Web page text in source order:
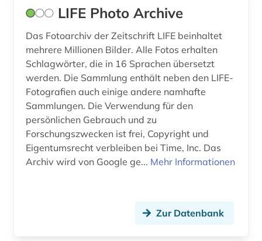
portal (1)
porträtfotografie (1)
poster (1)
programmierung (2)
präsentation (1)
quelle (2)
raumfahrt (1)
LIFE Photo Archive
Das Fotoarchiv der Zeitschrift LIFE beinhaltet
mehrere Millionen Bilder. Alle Fotos erhalten
Schlagwörter, die in 16 Sprachen übersetzt
werden. Die Sammlung enthält neben den LIFE-
Fotografien auch einige andere namhafte
Sammlungen. Die Verwendung für den
persönlichen Gebrauch und zu
Forschungszwecken ist frei, Copyright und
Eigentumsrecht verbleiben bei Time, Inc. Das
Archiv wird von Google ge... Mehr Informationen
Zur Datenbank